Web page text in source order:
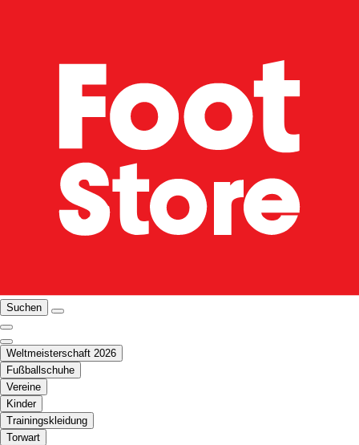
Suchen
Weltmeisterschaft 2026
Fußballschuhe
Vereine
Kinder
Trainingskleidung
Torwart